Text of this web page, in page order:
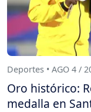
Deportes • AGO 4 /
Oro histórico:
medalla en